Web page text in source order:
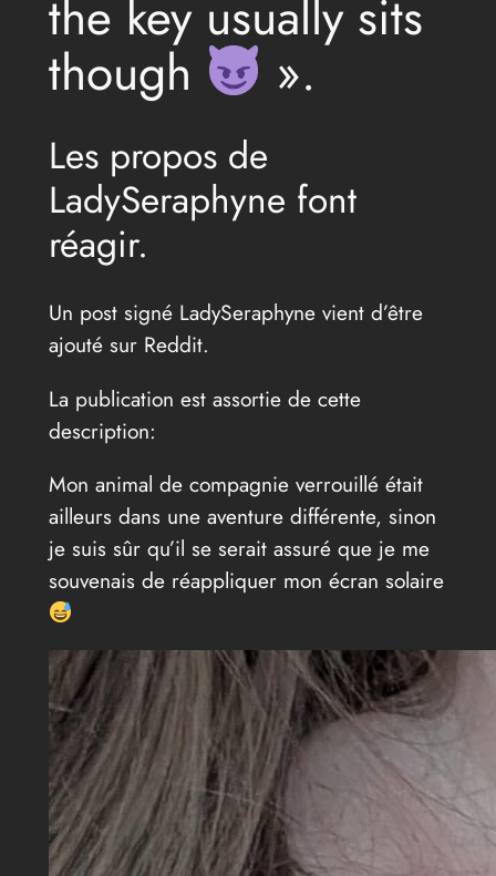
the key usually sits
though ».
Les propos de
LadySeraphyne font
réagir.
Un post signé LadySeraphyne vient d’être
ajouté sur Reddit.
La publication est assortie de cette
description:
Mon animal de compagnie verrouillé était
ailleurs dans une aventure différente, sinon
je suis sûr qu’il se serait assuré que je me
souvenais de réappliquer mon écran solaire